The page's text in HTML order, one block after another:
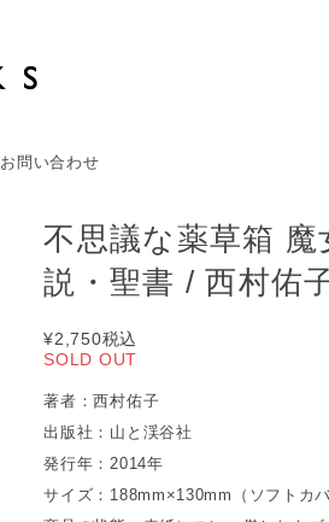
お問い合わせ
不思議な薬草箱
説・聖書 / 西村佑
¥2,750税込
SOLD OUT
著者：西村佑子
出版社：山と渓谷社
発行年：2014年
サイズ：188mm×130mm（ソフトカバ